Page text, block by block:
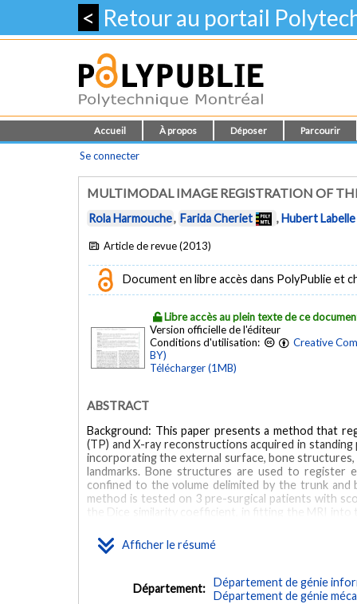
< Retour au portail
Accueil À propos Déposer Parcourir
Se connecter
MULTIMODAL IMAGE REGISTRATION OF
Rola Harmouche, Farida Cheriet ,Hubert Labelle
Article de revue (2013)
Document en libre accès dans PolyPublie et
Libre accès au plein texte de ce
Version officielle de l'éditeur
Conditions d'utilisation:
Creative
BY)
Télécharger (1MB)
Afficher le résumé
ABSTRACT
Background: This paper presents a method that
(TP) and X-ray reconstructions acquired in
incorporating the external surface, bone
landmarks. Bone structures are used to register
confined to the volume delimited by the trunk and
method is tested on 3 pre-surgical patients with
the Dice similarity coefficient, in fitting the MRI
deformation in areas closer to the surface of
provide a more complete representation of
MOTS CLÉSDépartement: Département de génie
Département de génie